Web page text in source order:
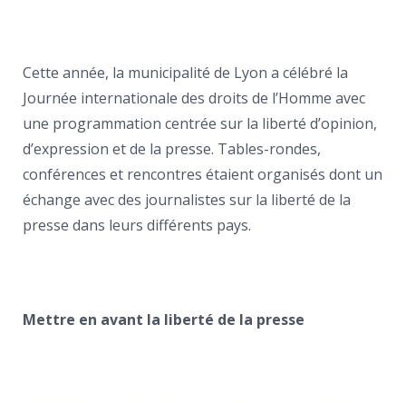
Cette année, la municipalité de Lyon a célébré la
Journée internationale des droits de l’Homme avec
une programmation centrée sur la liberté d’opinion,
d’expression et de la presse. Tables-rondes,
conférences et rencontres étaient organisés dont un
échange avec des journalistes sur la liberté de la
presse dans leurs différents pays.
Mettre en avant la liberté de la presse